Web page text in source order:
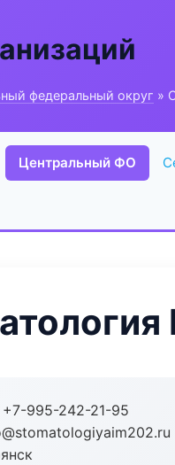
федеральный округ »
Центральный ФО
+7-995-242-21-95